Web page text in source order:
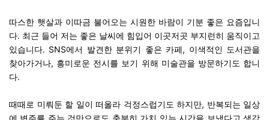
따스한 햇살과 이따금 불어오는 시원한 바람이 기분 좋은 요즘입니
다. 최근 들어 저는 좋은 날씨에 힘입어 이곳저곳 부지런히 움직이고
있습니다. SNS에서 발견한 분위기 좋은 카페, 이색적인 도서관을
찾아가거나, 흥미로운 전시를 보기 위해 미술관을 방문하기도 합니
다.
때때로 미뤄둔 할 일이 떠올라 걱정스럽기도 하지만, 반복되는 일상
에 변주를 주는 것만으로도 충분히 가치 있는 시간을 보냈다고 생각